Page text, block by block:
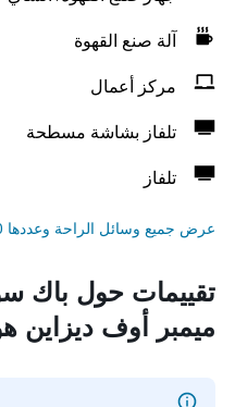
آلة صنع القهوة
مركز أعمال
تلفاز بشاشة مسطحة
تلفاز
عرض جميع وسائل الراحة وعددها 90
تقييمات حول باك
ميمبر أوف ديزاين